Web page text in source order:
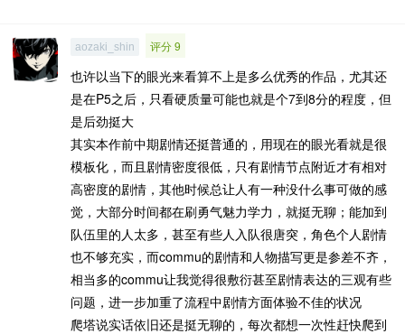
aozaki_shin 评分 9
也许以当下的眼光来看算不上是多么优秀的作品，尤其还
是在P5之后，只看硬质量可能也就是个7到8分的程度，但
是后劲挺大
其实本作前中期剧情还挺普通的，用现在的眼光看就是很
模板化，而且剧情密度很低，只有剧情节点附近才有相对
高密度的剧情，其他时候总让人有一种没什么事可做的感
觉，大部分时间都在刷勇气魅力学力，就挺无聊；能加到
队伍里的人太多，甚至有些人入队很唐突，角色个人剧情
也不够充实，而commu的剧情和人物描写更是参差不齐，
相当多的commu让我觉得很敷衍甚至剧情表达的三观有些
问题，进一步加重了流程中剧情方面体验不佳的状况
爬塔说实话依旧还是挺无聊的，每次都想一次性赶快爬到